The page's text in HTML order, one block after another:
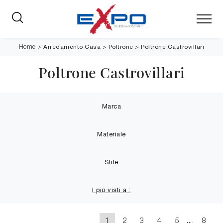
Home >Arredamento Casa > Poltrone >Poltrone Castrovillari
Poltrone Castrovillari
Marca
Materiale
Stile
I più visti a :
1 2 3 4 5 .... 8